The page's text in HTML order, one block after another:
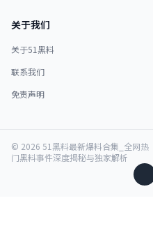
关于我们
关于51黑料
联系我们
免责声明
© 2026 51黑料最新爆料合集_全网热
门黑料事件深度揭秘与独家解析